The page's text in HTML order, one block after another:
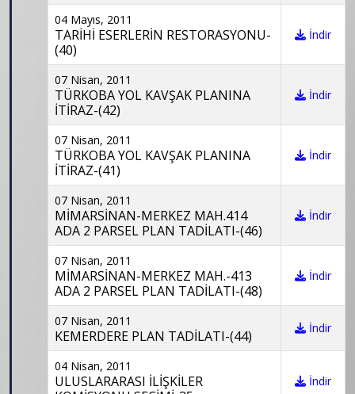
04 Mayıs, 2011
TARİHİ ESERLERİN RESTORASYONU-
(40)
İndir
07 Nisan, 2011
TÜRKOBA YOL KAVŞAK PLANINA
İTİRAZ-(42)
İndir
07 Nisan, 2011
TÜRKOBA YOL KAVŞAK PLANINA
İTİRAZ-(41)
İndir
07 Nisan, 2011
MİMARSİNAN-MERKEZ MAH.414
ADA 2 PARSEL PLAN TADİLATI-(46)
İndir
07 Nisan, 2011
MİMARSİNAN-MERKEZ MAH.-413
ADA 2 PARSEL PLAN TADİLATI-(48)
İndir
07 Nisan, 2011
KEMERDERE PLAN TADİLATI-(44) İndir
04 Nisan, 2011
ULUSLARARASI İLİŞKİLER
İndir